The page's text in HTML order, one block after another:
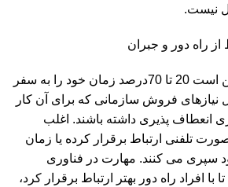
نیست.
از راه دور و جبران
مهندسان فروش ممکن است 20 تا 70درصد زمان خود را به سفر
نیازهای فروش سازمانی که برای آن کار
انعطاف پذیری داشته باشند. اغلب
تلفنی ارتباط برقرار کرده یا زمان
سپری می کنند. مهارت در فناوری
افراد راه دور بهتر ارتباط برقرار کرد،